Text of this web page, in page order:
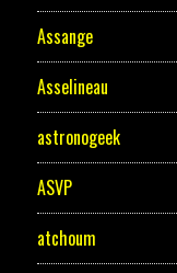
Assange
Asselineau
astronogeek
ASVP
atchoum